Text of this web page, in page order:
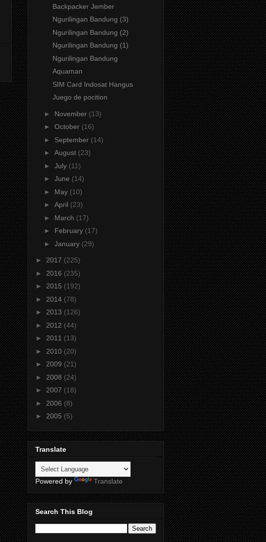
Backpacker Jember
Ngurilingan Bandung (3)
Ngurilingan Bandung (2)
Ngurilingan Bandung (1)
Ngurilingan Bandung
Aquaman
SIM Card Indosat Hangus
Juego de pocition
► November (13)
► October (16)
► September (14)
► August (23)
► July (11)
► June (14)
► May (10)
► April (23)
► March (17)
► February (17)
► January (29)
► 2017 (225)
► 2016 (235)
► 2015 (192)
► 2014 (78)
► 2013 (126)
► 2012 (44)
► 2011 (13)
► 2010 (20)
► 2009 (21)
► 2008 (24)
► 2007 (18)
► 2006 (8)
► 2005 (5)
Translate
Powered by Translate
Search This Blog